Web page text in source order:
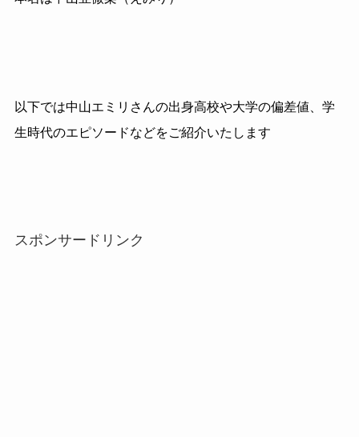
以下では中山エミリさんの出身高校や大学の偏差値、学
生時代のエピソードなどをご紹介いたします
スポンサードリンク